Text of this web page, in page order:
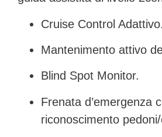
Cruise Control Adattivo.
Mantenimento attivo
Blind Spot Monitor.
Frenata d’emergenza
riconoscimento